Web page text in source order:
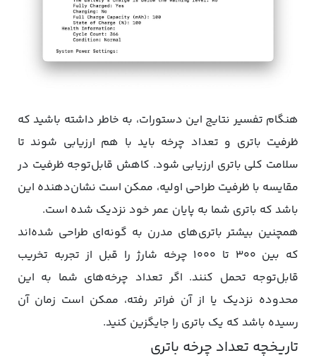
هنگام تفسیر نتایج این دستورات، به خاطر داشته باشید که
ظرفیت باتری و تعداد چرخه باید با هم ارزیابی شوند تا
سلامت کلی باتری‌ ارزیابی شود. کاهش قابل‌توجه ظرفیت در
مقایسه با ظرفیت طراحی اولیه، ممکن است نشان‌دهنده این
باشد که باتری شما به پایان عمر خود نزدیک شده است.
همچنین بیشتر باتری‌های مدرن به گونه‌ای طراحی شده‌اند
که بین ۳۰۰ تا ۱۰۰۰ چرخه شارژ را قبل از تجربه تخریب
قابل‌توجه تحمل کنند. اگر تعداد چرخه‌های شما به این
محدوده نزدیک یا از آن فراتر رفته، ممکن است زمان آن
رسیده باشد که یک باتری را جایگزین کنید.
تاریخچه تعداد چرخه باتری